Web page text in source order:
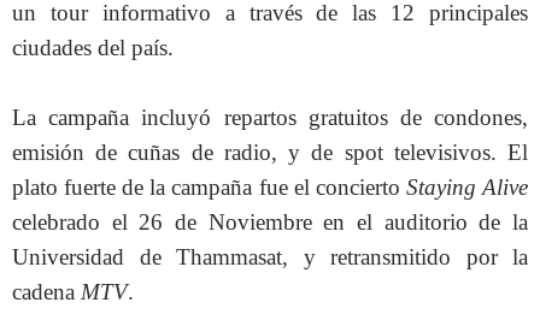
un tour informativo a través de las 12 principales
ciudades del país.
La campaña incluyó repartos gratuitos de condones,
emisión de cuñas de radio, y de spot televisivos. El
plato fuerte de la campaña fue el concierto Staying Alive
celebrado el 26 de Noviembre en el auditorio de la
Universidad de Thammasat, y retransmitido por la
cadena MTV.